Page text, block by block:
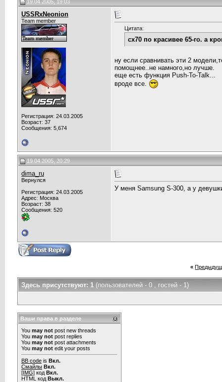
19.04.2005, 19:03
USSRxNeonion
Team member
Регистрация: 24.03.2005
Возраст: 37
Сообщения: 5,674
Цитата:
сх70 по красивее 65-го. а
ну если сравнивать эти 2
помощнее..не намного,но лучше.
еще есть функция Push-To-Talk...
вроде все.
19.04.2005, 20:29
dima_ru
Вернулся
Регистрация: 24.03.2005
Адрес: Москва
Возраст: 38
Сообщения: 520
У меня Samsung S-300, а у
«
Здесь присутствуют: 1 (пользователей - 0 , гостей - 1)
Ваши права в разделе
You may not post new threads
You may not post replies
You may not post attachments
You may not edit your posts
BB code is Вкл.
Смайлы Вкл.
[IMG] код Вкл.
HTML код Выкл.